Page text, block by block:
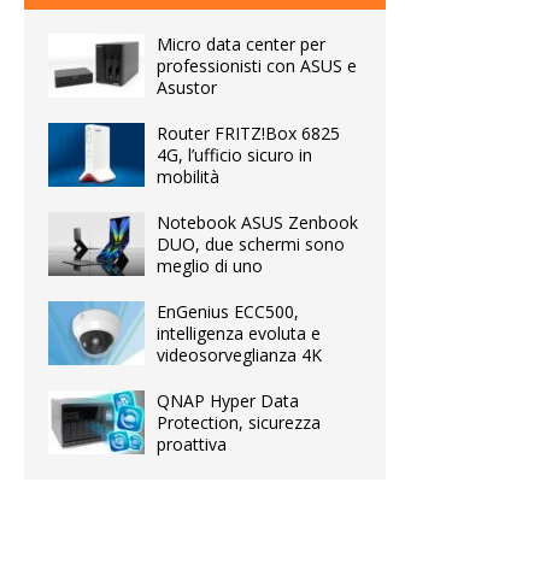
Micro data center per
professionisti con ASUS e
Asustor
Router FRITZ!Box 6825
4G, l’ufficio sicuro in
mobilità
Notebook ASUS Zenbook
DUO, due schermi sono
meglio di uno
EnGenius ECC500,
intelligenza evoluta e
videosorveglianza 4K
QNAP Hyper Data
Protection, sicurezza
proattiva